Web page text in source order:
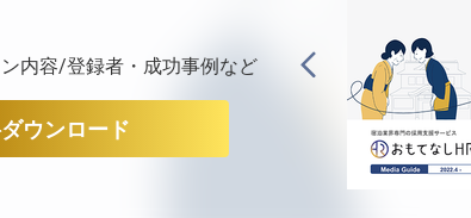
内容/登録者・成功事例など
ウンロード